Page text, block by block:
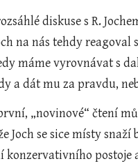
diskuse s R.
na nás tehdy
máme vyrovnávat s
a dát mu za pravdu,
„novinové“ čtení
Joch se sice místy
konzervativního